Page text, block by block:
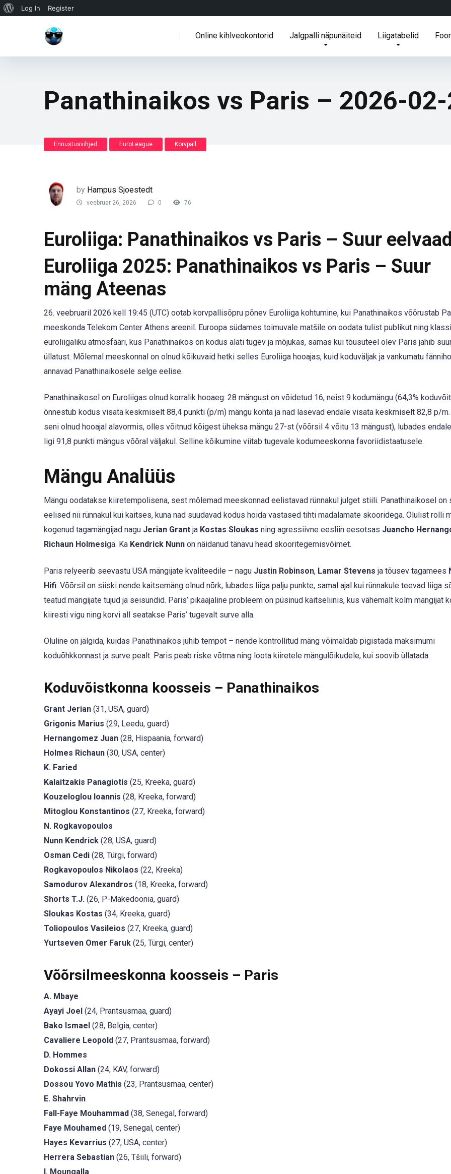
WordPressi
Log In Register
Online kihlveokontorid Jalgpalli näpunäiteid Liigatabelid
Panathinaikos vs Paris – 2026-
Ennustusvihjed EuroLeague Korvpall
by Hampus Sjoestedt
veebruar 26, 2026 0 76
Euroliiga: Panathinaikos vs Paris – Suur
Euroliiga 2025: Panathinaikos vs Paris – Suur
mäng Ateenas
26. veebruaril 2026 kell 19:45 (UTC) ootab korvpallisõpru põnev Euroliiga kohtumine, kui Panathinaikos võõrustab
meeskonda Telekom Center Athens areenil. Euroopa südames toimuvale matšile on oodata tulist publikut ning
euroliigaliku atmosfääri, kus Panathinaikos on kodus alati tugev ja mõjukas, samas kui tõusuteel olev Paris jahib
üllatust. Mõlemal meeskonnal on olnud kõikuvaid hetki selles Euroliiga hooajas, kuid koduväljak ja vankumatu
annavad Panathinaikosele selge eelise.
Panathinaikosel on Euroliigas olnud korralik hooaeg: 28 mängust on võidetud 16, neist 9 kodumängu (64,3%
õnnestub kodus visata keskmiselt 88,4 punkti (p/m) mängu kohta ja nad lasevad endale visata keskmiselt 82,8 p/
seni olnud hooajal alavormis, olles võitnud kõigest üheksa mängu 27-st (võõrsil 4 võitu 13 mängust), lubades
ligi 91,8 punkti mängus võõral väljakul. Selline kõikumine viitab tugevale kodumeeskonna favoriidistaatusele.
Mängu Analüüs
Mängu oodatakse kiiretempolisena, sest mõlemad meeskonnad eelistavad rünnakul julget stiili. Panathinaikosel on
eelised nii rünnakul kui kaitses, kuna nad suudavad kodus hoida vastased tihti madalamate skooridega. Olulist rolli
kogenud tagamängijad nagu Jerian Grant ja Kostas Sloukas ning agressiivne eesliin eesotsas Juancho
Richaun Holmesiga. Ka Kendrick Nunn on näidanud tänavu head skooritegemisvõimet.
Paris relyeerib seevastu USA mängijate kvaliteedile – nagu Justin Robinson, Lamar Stevens ja tõusev tagamees
Hifi. Võõrsil on siiski nende kaitsemäng olnud nõrk, lubades liiga palju punkte, samal ajal kui rünnakule teevad liiga
teatud mängijate tujud ja seisundid. Paris’ pikaajaline probleem on püsinud kaitseliinis, kus vähemalt kolm mängijat
kiiresti vigu ning korvi all seatakse Paris’ tugevalt surve alla.
Oluline on jälgida, kuidas Panathinaikos juhib tempot – nende kontrollitud mäng võimaldab pigistada maksimumi
koduõhkkonnast ja surve pealt. Paris peab riske võtma ning loota kiiretele mängulõikudele, kui soovib üllatada.
Koduvõistkonna koosseis – Panathinaikos
Grant Jerian (31, USA, guard)
Grigonis Marius (29, Leedu, guard)
Hernangomez Juan (28, Hispaania, forward)
Holmes Richaun (30, USA, center)
K. Faried
Kalaitzakis Panagiotis (25, Kreeka, guard)
Kouzeloglou Ioannis (28, Kreeka, forward)
Mitoglou Konstantinos (27, Kreeka, forward)
N. Rogkavopoulos
Nunn Kendrick (28, USA, guard)
Osman Cedi (28, Türgi, forward)
Rogkavopoulos Nikolaos (22, Kreeka)
Samodurov Alexandros (18, Kreeka, forward)
Shorts T.J. (26, P-Makedoonia, guard)
Sloukas Kostas (34, Kreeka, guard)
Toliopoulos Vasileios (27, Kreeka, guard)
Yurtseven Omer Faruk (25, Türgi, center)
Võõrsilmeeskonna koosseis – Paris
A. Mbaye
Ayayi Joel (24, Prantsusmaa, guard)
Bako Ismael (28, Belgia, center)
Cavaliere Leopold (27, Prantsusmaa, forward)
D. Hommes
Dokossi Allan (24, KAV, forward)
Dossou Yovo Mathis (23, Prantsusmaa, center)
E. Shahrvin
Fall-Faye Mouhammad (38, Senegal, forward)
Faye Mouhamed (19, Senegal, center)
Hayes Kevarrius (27, USA, center)
Herrera Sebastian (26, Tšiili, forward)
I. Moungalla